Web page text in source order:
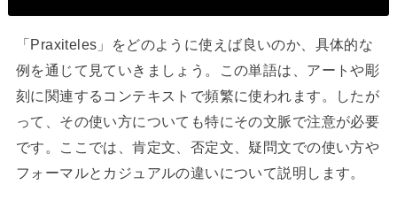
「Praxiteles」をどのように使えば良いのか、具体的な
例を通じて見ていきましょう。この単語は、アートや彫
刻に関連するコンテキストで頻繁に使われます。したが
って、その使い方についても特にその文脈で注意が必要
です。ここでは、肯定文、否定文、疑問文での使い方や
フォーマルとカジュアルの違いについて説明します。